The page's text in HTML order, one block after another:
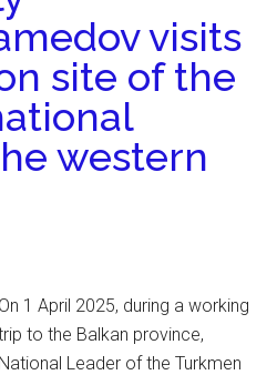
visits
site of the
western
On 1 April 2025, during a working
to the Balkan province,
National Leader of the Turkmen